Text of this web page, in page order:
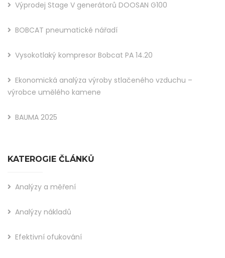
Výprodej Stage V generátorů DOOSAN G100
BOBCAT pneumatické nářadí
Vysokotlaký kompresor Bobcat PA 14.20
Ekonomická analýza výroby stlačeného vzduchu –
výrobce umělého kamene
BAUMA 2025
KATEROGIE ČLÁNKŮ
Analýzy a měření
Analýzy nákladů
Efektivní ofukování